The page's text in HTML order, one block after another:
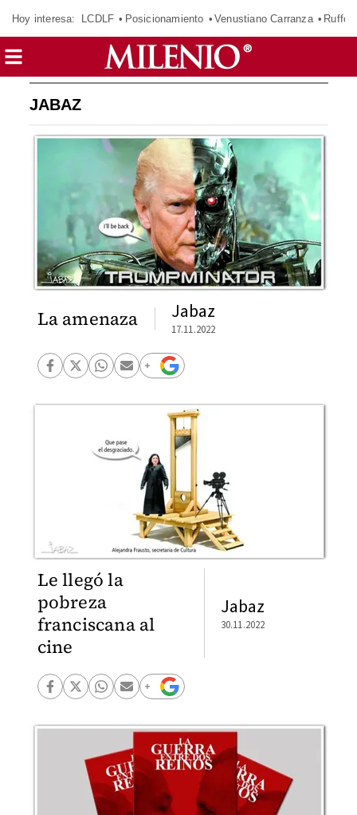
Hoy interesa: LCDLF Posicionamiento Venustiano Carranza Ruffo
JABAZ
La amenaza Jabaz
17.11.2022
Le llegó la
pobreza
franciscana al
cine
Jabaz
30.11.2022